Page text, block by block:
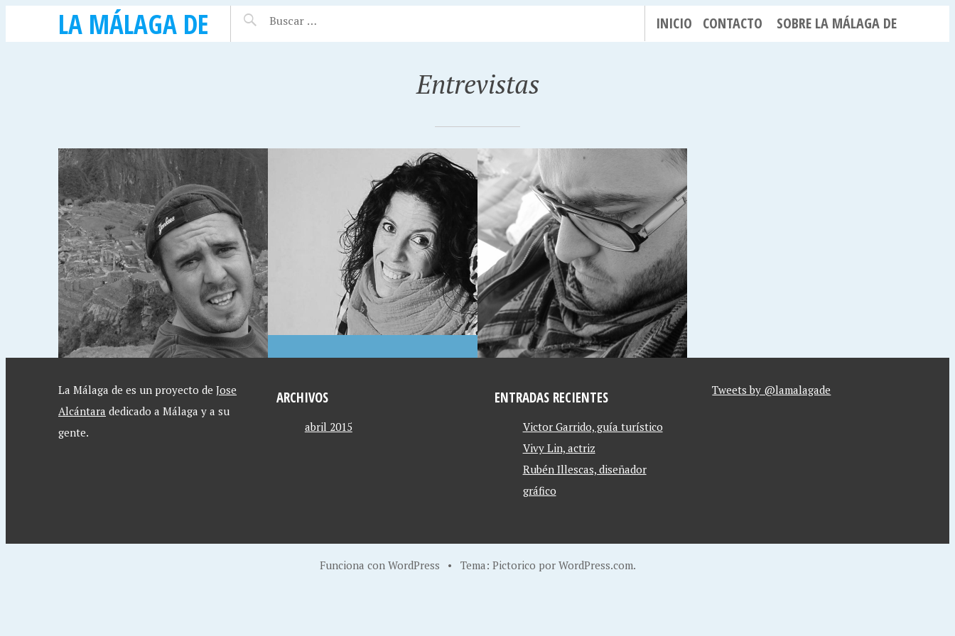
LA MÁLAGA DE INICIO CONTACTO SOBRE LA MÁLAGA DE
Entrevistas
16 ABRIL, 2015
VIVY LIN, ACTRIZ
RUBÉN ILLESCAS,
DISEÑADOR GRÁFICO
La Málaga de es un proyecto de Jose
Alcántara dedicado a Málaga y a su
gente.
ARCHIVOS
abril 2015
ENTRADAS RECIENTES
Victor Garrido, guía turístico
Vivy Lin, actriz
Rubén Illescas, diseñador
gráfico
Tweets by @lamalagade
Funciona con WordPress • Tema: Pictorico por WordPress.com.